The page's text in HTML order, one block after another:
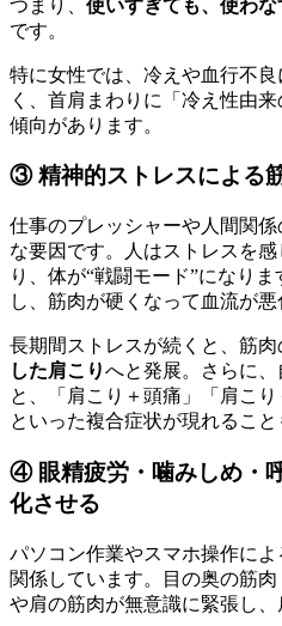
つまり、 使いすぎても、使わ
です。
特に女性では、冷えや血行不
く、首肩まわりに「冷え性由
傾向があります。
③ 精神的ストレスによる
仕事のプレッシャーや人間関
な要因です。人はストレスを
り、体が“戦闘モード”になり
し、筋肉が硬くなって血流が悪
長期間ストレスが続くと、筋
した肩こりへと発展。さらに
と、「肩こり＋頭痛」「肩こ
といった複合症状が現れること
④ 眼精疲労・噛みしめ・
化させる
パソコン作業やスマホ操作によ
関係しています。目の奥の筋
や肩の筋肉が無意識に緊張し、